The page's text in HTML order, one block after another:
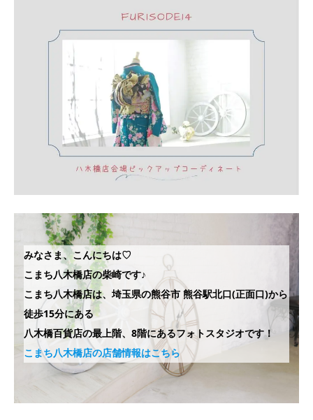
みなさま、こんにちは♡
こまち八木橋店の柴崎です♪
こまち八木橋店は、埼玉県の熊谷市 熊谷駅北口(正面口)から
徒歩15分にある
八木橋百貨店の最上階、8階にあるフォトスタジオです！
こまち八木橋店の店舗情報はこちら